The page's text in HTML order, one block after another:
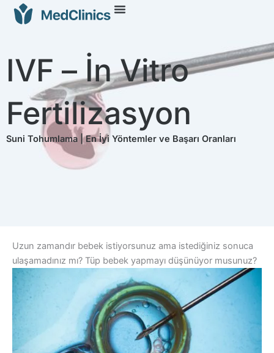
IVF – İn Vitro
Fertilizasyon
Suni Tohumlama | En İyi Yöntemler ve Başarı Oranları
Uzun zamandır bebek istiyorsunuz ama istediğiniz sonuca
ulaşamadınız mı? Tüp bebek yapmayı düşünüyor musunuz?